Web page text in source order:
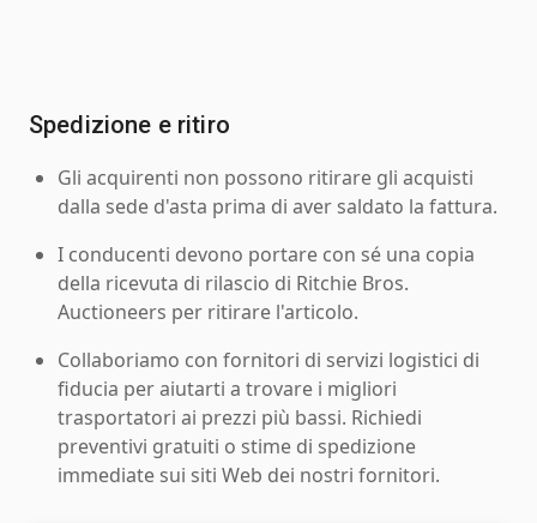
Spedizione e ritiro
Gli acquirenti non possono ritirare gli acquisti
dalla sede d'asta prima di aver saldato la fattura.
I conducenti devono portare con sé una copia
della ricevuta di rilascio di Ritchie Bros.
Auctioneers per ritirare l'articolo.
Collaboriamo con fornitori di servizi logistici di
fiducia per aiutarti a trovare i migliori
trasportatori ai prezzi più bassi. Richiedi
preventivi gratuiti o stime di spedizione
immediate sui siti Web dei nostri fornitori.